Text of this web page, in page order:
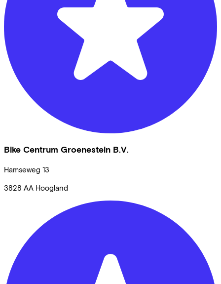
Bike Centrum Groenestein B.V.
Hamseweg 13
3828 AA Hoogland